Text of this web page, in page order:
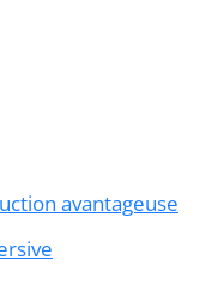
avantageuse